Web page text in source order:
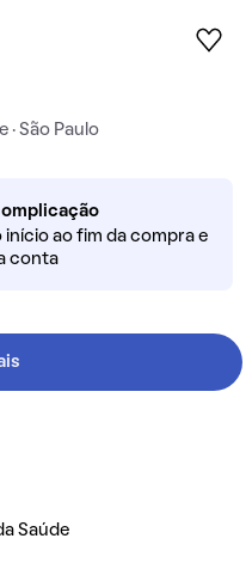
· São Paulo
ao fim da compra e
conta
Saúde